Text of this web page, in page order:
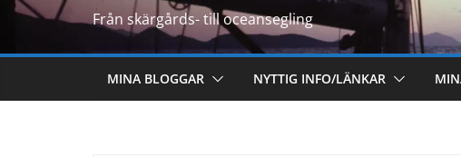
Från skärgårds- till oceansegling
MINA BLOGGAR NYTTIG INFO/LÄNKAR